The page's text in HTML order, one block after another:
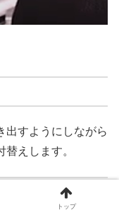
出すようにしながら
えします。
トップ